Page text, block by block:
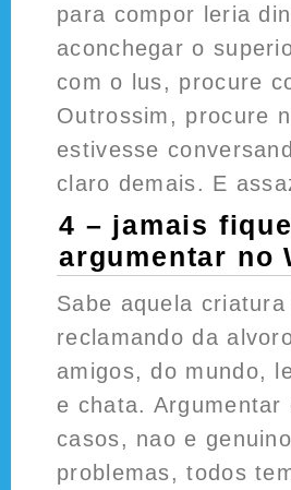
para compor leria
aconchegar o
com o lus, procure
Outrossim, procure
estivesse
claro demais. E
4 – jamais
argumentar no
Sabe aquela
reclamando da
amigos, do mundo,
e chata.
casos, nao e
problemas, todos